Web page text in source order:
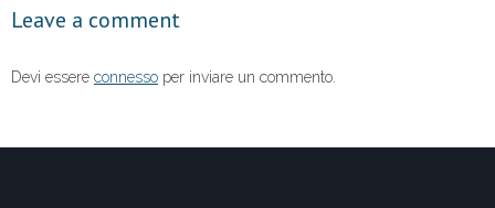
k
Leave a comment
Devi essere connesso per inviare un commento.